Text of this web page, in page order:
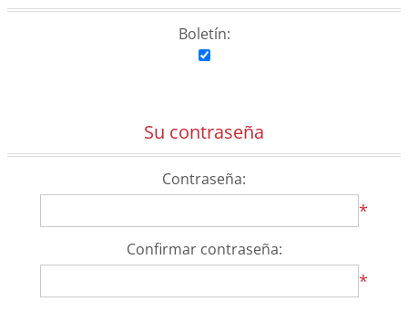
Boletín:
Su contraseña
Contraseña:
*
Confirmar contraseña:
*